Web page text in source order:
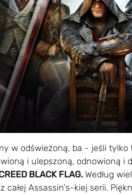
w odświeżoną, ba - jeśli tylko
i ulepszoną, odnowioną i
BLACK FLAG. Według
Assassin's-kiej serii.